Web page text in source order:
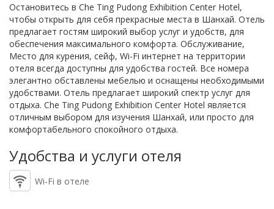
Остановитесь в Che Ting Pudong Exhibition Center Hotel,
чтобы открыть для себя прекрасные места в Шанхай. Отель
предлагает гостям широкий выбор услуг и удобств, для
обеспечения максимального комфорта. Обслуживание,
Место для курения, сейф, Wi-Fi интернет на территории
отеля всегда доступны для удобства гостей. Все номера
элегантно обставлены мебелью и оснащены необходимыми
удобствами. Отель предлагает широкий спектр услуг для
отдыха. Che Ting Pudong Exhibition Center Hotel является
отличным выбором для изучения Шанхай, или просто для
комфортабельного спокойного отдыха.
Удобства и услуги отеля
Wi-Fi в отеле